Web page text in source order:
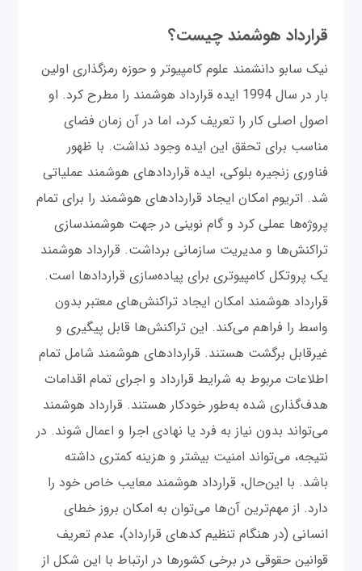
قرارداد هوشمند چیست؟
نیک سابو دانشمند علوم کامپیوتر و حوزه رمزگذاری اولین
بار در سال 1994 ایده قرارداد هوشمند را مطرح کرد. او
اصول اصلی کار را تعریف کرد، اما در آن زمان فضای
مناسب برای تحقق این ایده وجود نداشت. با ظهور
فناوری زنجیره بلوکی، ایده قراردادهای هوشمند عملیاتی
شد. اتریوم امکان ایجاد قراردادهای هوشمند را برای تمام
پروژه‌ها عملی کرد و گام نوینی در جهت هوشمند‌سازی
تراکنش‌ها و مدیریت سازمانی برداشت. قرارداد هوشمند
یک پروتکل کامپیوتری برای پیاده‌سازی قراردادها است.
قرارداد هوشمند امکان ایجاد تراکنش‌های معتبر بدون
واسط را فراهم می‌کند. این تراکنش‌ها قابل پیگیری و
غیرقابل برگشت هستند. قراردادهای هوشمند شامل تمام
اطلاعات مربوط به شرایط قرارداد و اجرای تمام اقدامات
هدف‌گذاری شده به‌طور خودکار هستند. قرارداد هوشمند
می‌تواند بدون نیاز به فرد یا نهادی اجرا و اعمال شوند. در
نتیجه، می‌تواند امنیت بیشتر و هزینه کمتری داشته
باشد. با این‌حال، قرارداد هوشمند معایب خاص خود را
دارد. از مهم‌ترین آن‌ها می‌توان به امکان بروز خطای
انسانی (در هنگام تنظیم کدهای قرارداد)، عدم تعریف
قوانین حقوقی در برخی کشورها در ارتباط با این شکل از